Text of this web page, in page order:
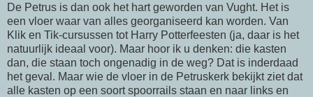
De Petrus is dan ook het hart geworden van Vught. Het is
een vloer waar van alles georganiseerd kan worden. Van
Klik en Tik-cursussen tot Harry Potterfeesten (ja, daar is het
natuurlijk ideaal voor). Maar hoor ik u denken: die kasten
dan, die staan toch ongenadig in de weg? Dat is inderdaad
het geval. Maar wie de vloer in de Petruskerk bekijkt ziet dat
alle kasten op een soort spoorrails staan en naar links en